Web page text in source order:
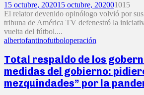
15 octubre, 202015 octubre, 202001015
El relator devenido opinólogo volvió por sus
tribuna de América TV defenestró la
vuelta del fútbol....
albertofantinofutboloperación
Total respaldo de los
medidas del gobierno:
mezquindades” por la